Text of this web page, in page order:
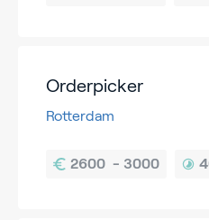
Orderpicker
Rotterdam